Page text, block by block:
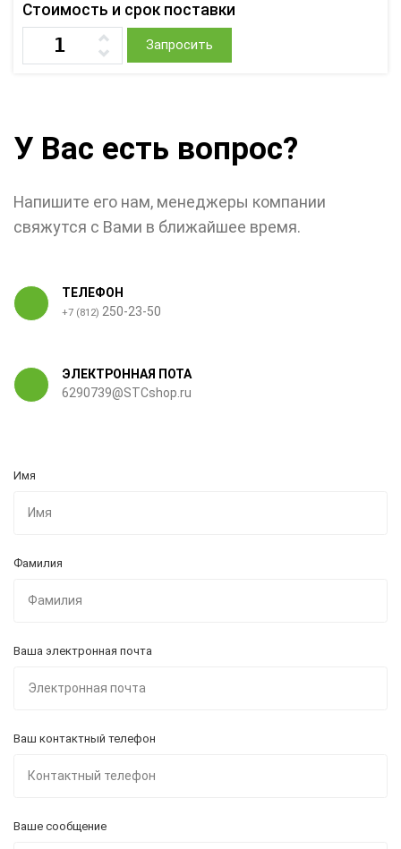
Стоимость и срок поставки
Запросить
У Вас есть вопрос?
Напишите его нам, менеджеры компании
свяжутся с Вами в ближайшее время.
ТЕЛЕФОН
+7 (812) 250-23-50
ЭЛЕКТРОННАЯ ПОТА
6290739@STCshop.ru
Имя
Фамилия
Ваша электронная почта
Ваш контактный телефон
Ваше сообщение